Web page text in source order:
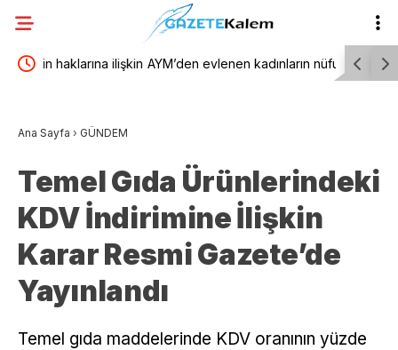
ilişkin AYM’den evlenen kadınların nüfus kaydına ilişkin TBMM
Ana Sayfa › GÜNDEM
Temel Gıda Ürünlerindeki
KDV İndirimine İlişkin
Karar Resmi Gazete’de
Yayınlandı
Temel gıda maddelerinde KDV oranının yüzde